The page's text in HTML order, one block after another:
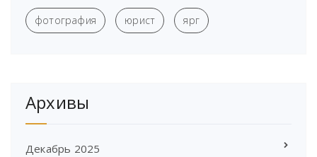
фотография юрист ярг
Архивы
Декабрь 2025